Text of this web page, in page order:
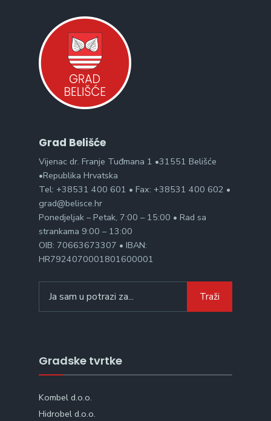
Grad Belišće
Vijenac dr. Franje Tuđmana 1 •31551 Belišće
•Republika Hrvatska
Tel: +38531 400 601 • Fax: +38531 400 602 •
grad@belisce.hr
Ponedjeljak – Petak, 7:00 – 15:00 • Rad sa
strankama 9:00 – 13:00
OIB: 70663673307 • IBAN:
HR7924070001801600001
for:
Traži
Gradske tvrtke
Kombel d.o.o.
Hidrobel d.o.o.